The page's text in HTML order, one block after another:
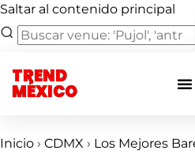
Saltar al contenido principal
TREND
MÉXICO
Inicio › CDMX › Los Mejores